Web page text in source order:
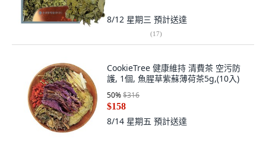
8/12 星期三 預計送達
(17)
CookieTree 健康維持 清費茶 空污防
護, 1個, 魚腥草紫蘇薄荷茶5g,(10入)
50%$316
$158
8/14 星期五 預計送達